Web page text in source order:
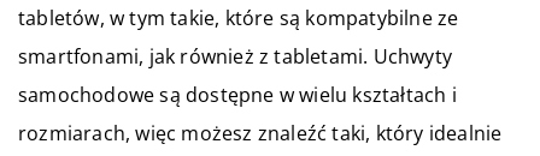
tabletów, w tym takie, które są kompatybilne ze
smartfonami, jak również z tabletami. Uchwyty
samochodowe są dostępne w wielu kształtach i
rozmiarach, więc możesz znaleźć taki, który idealnie